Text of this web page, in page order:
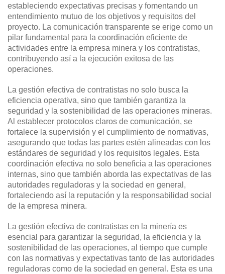
estableciendo expectativas precisas y fomentando un
entendimiento mutuo de los objetivos y requisitos del
proyecto. La comunicación transparente se erige como un
pilar fundamental para la coordinación eficiente de
actividades entre la empresa minera y los contratistas,
contribuyendo así a la ejecución exitosa de las
operaciones.
La gestión efectiva de contratistas no solo busca la
eficiencia operativa, sino que también garantiza la
seguridad y la sostenibilidad de las operaciones mineras.
Al establecer protocolos claros de comunicación, se
fortalece la supervisión y el cumplimiento de normativas,
asegurando que todas las partes estén alineadas con los
estándares de seguridad y los requisitos legales. Esta
coordinación efectiva no solo beneficia a las operaciones
internas, sino que también aborda las expectativas de las
autoridades reguladoras y la sociedad en general,
fortaleciendo así la reputación y la responsabilidad social
de la empresa minera.
La gestión efectiva de contratistas en la minería es
esencial para garantizar la seguridad, la eficiencia y la
sostenibilidad de las operaciones, al tiempo que cumple
con las normativas y expectativas tanto de las autoridades
reguladoras como de la sociedad en general. Esta es una